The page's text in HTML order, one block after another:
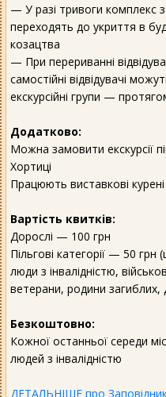
— У разі тривоги комплекс
переходять до укриття в
козацтва
— При перериванні
самостійні відвідувачі
екскурсійні групи —
Додатково:
Можна замовити екскурсії
Хортиці
Працюють виставкові курені
Вартість квитків:
Дорослі — 100 грн
Пільгові категорії — 50 грн
люди з інвалідністю,
ветерани, родини
Безкоштовно:
Кожної останньої середи
людей з інвалідністю
ДЕТАЛЬНІШЕ про